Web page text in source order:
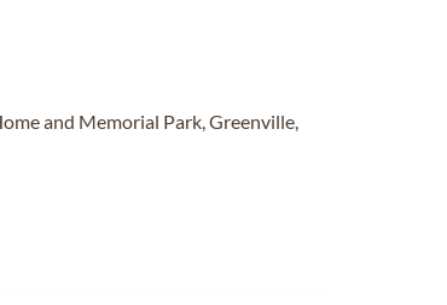
and Memorial Park, Greenville,